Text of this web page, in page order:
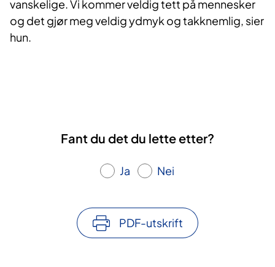
vanskelige. Vi kommer veldig tett på mennesker
og det gjør meg veldig ydmyk og takknemlig, sier
hun.
Fant du det du lette etter?
Ja Nei
PDF-utskrift